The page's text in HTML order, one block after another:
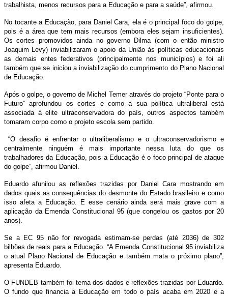
trabalhista, menos recursos para a Educação e para a saúde”, afirmou.
No tocante a Educação, para Daniel Cara, ela é o principal foco do golpe,
pois é a área que tem mais recursos (embora eles sejam insuficientes).
Os cortes promovidos ainda no governo Dilma (com o então ministro
Joaquim Levy) inviabilizaram o apoio da União às políticas educacionais
as demais entes federativos (principalmente nos municípios) e foi ali
também que se iniciou a inviabilização do cumprimento do Plano Nacional
de Educação.
Após o golpe, o governo de Michel Temer através do projeto “Ponte para o
Futuro” aprofundou os cortes e como a sua política ultraliberal está
associada à elite ultraconservadora do país, outros aspectos também
tomaram corpo como o projeto escola sem partido.
“O desafio é enfrentar o ultraliberalismo e o ultraconservadorismo e
centralmente ninguém é mais importante nessa luta do que os
trabalhadores da Educação, pois a Educação é o foco principal de ataque
do golpe”, afirmou Daniel.
Eduardo afunilou as reflexões trazidas por Daniel Cara mostrando em
dados quais as consequências do desmonte do Estado brasileiro e como
isso afeta a Educação. E esse cenário ainda será mais grave com a
aplicação da Emenda Constitucional 95 (que congelou os gastos por 20
anos).
Se a EC 95 não for revogada estimam-se perdas (até 2036) de 302
bilhões de reais para a Educação. “A Emenda Constitucional 95 inviabiliza
o atual Plano Nacional de Educação e também mata o próximo plano”,
apresenta Eduardo.
O FUNDEB também foi tema dos dados e reflexões trazidas por Eduardo.
O fundo que financia a Educação em todo o país acaba em 2020 e a